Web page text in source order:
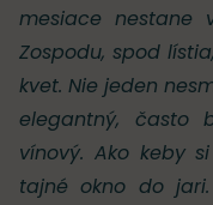
mesiace nestane
Zospodu, spod
kvet. Nie jeden
elegantný, často
vínový. Ako keby
tajné okno do